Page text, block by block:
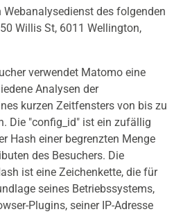
Webanalysedienst des folgenden
Willis St, 6011 Wellington,
verwendet Matomo eine
Analysen der
kurzen Zeitfensters von bis zu
Die "config_id" ist ein zufällig
Hash einer begrenzten Menge
des Besuchers. Die
ist eine Zeichenkette, die für
seines Betriebssystems,
Plugins, seiner IP-Adresse